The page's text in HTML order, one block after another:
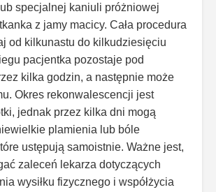
specjalnej kaniuli próżniowej
z jamy macicy. Cała procedura
od kilkunastu do kilkudziesięciu
pacjentka pozostaje pod
kilka godzin, a następnie może
Okres rekonwalescencji jest
jednak przez kilka dni mogą
plamienia lub bóle
ustępują samoistnie. Ważne jest,
zaleceń lekarza dotyczących
wysiłku fizycznego i współżycia